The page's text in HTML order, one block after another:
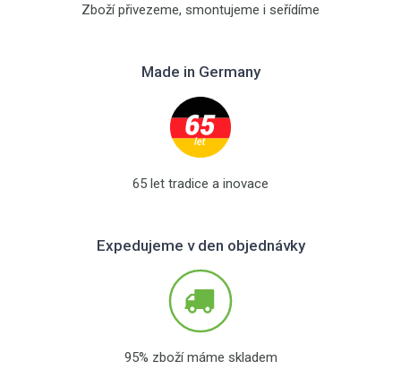
Zboží přivezeme, smontujeme i seřídíme
Made in Germany
65 let tradice a inovace
Expedujeme v den objednávky
95% zboží máme skladem